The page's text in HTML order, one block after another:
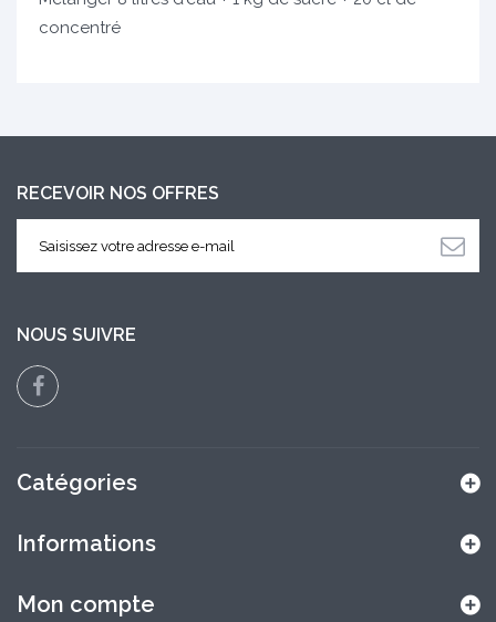
concentré
RECEVOIR NOS OFFRES
NOUS SUIVRE
Catégories
Informations
Mon compte